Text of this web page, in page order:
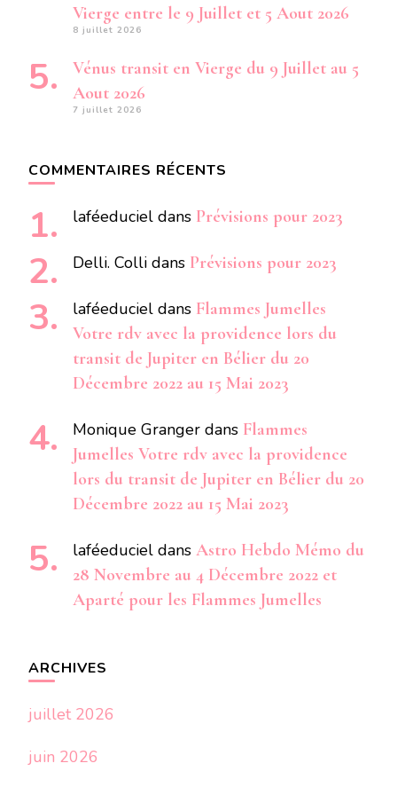
Vierge entre le 9 Juillet et 5 Aout 2026
8 juillet 2026
Vénus transit en Vierge du 9 Juillet au 5
Aout 2026
7 juillet 2026
COMMENTAIRES RÉCENTS
laféeduciel dans Prévisions pour 2023
Delli. Colli dans Prévisions pour 2023
laféeduciel dans Flammes Jumelles
Votre rdv avec la providence lors du
transit de Jupiter en Bélier du 20
Décembre 2022 au 15 Mai 2023
Monique Granger dans Flammes
Jumelles Votre rdv avec la providence
lors du transit de Jupiter en Bélier du 20
Décembre 2022 au 15 Mai 2023
laféeduciel dans Astro Hebdo Mémo du
28 Novembre au 4 Décembre 2022 et
Aparté pour les Flammes Jumelles
ARCHIVES
juillet 2026
juin 2026